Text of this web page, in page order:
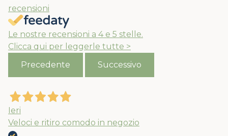
recensioni
Le nostre recensioni a 4 e 5 stelle.
Clicca qui per leggerle tutte >
Precedente
Successivo
Ieri
Veloci e ritiro comodo in negozio